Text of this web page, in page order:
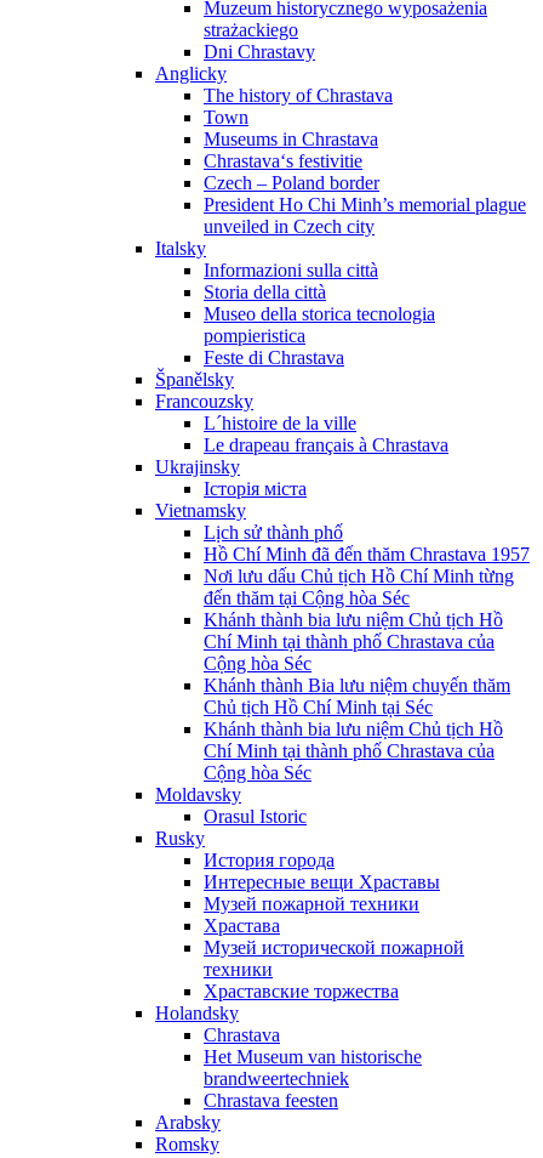
Muzeum historycznego wyposażenia
strażackiego
Dni Chrastavy
Anglicky
The history of Chrastava
Town
Museums in Chrastava
Chrastava‘s festivitie
Czech – Poland border
President Ho Chi Minh’s memorial plague
unveiled in Czech city
Italsky
Informazioni sulla città
Storia della città
Museo della storica tecnologia
pompieristica
Feste di Chrastava
Španělsky
Francouzsky
L´histoire de la ville
Le drapeau français à Chrastava
Ukrajinsky
Історія міста
Vietnamsky
Lịch sử thành phố
Hồ Chí Minh đã đến thăm Chrastava 1957
Nơi lưu dấu Chủ tịch Hồ Chí Minh từng
đến thăm tại Cộng hòa Séc
Khánh thành bia lưu niệm Chủ tịch Hồ
Chí Minh tại thành phố Chrastava của
Cộng hòa Séc
Khánh thành Bia lưu niệm chuyến thăm
Chủ tịch Hồ Chí Minh tại Séc
Khánh thành bia lưu niệm Chủ tịch Hồ
Chí Minh tại thành phố Chrastava của
Cộng hòa Séc
Moldavsky
Orasul Istoric
Rusky
История города
Интересные вещи Храставы
Музей пожарной техники
Храстава
Музей исторической пожарной
техники
Храставские торжества
Holandsky
Chrastava
Het Museum van historische
brandweertechniek
Chrastava feesten
Arabsky
Romsky